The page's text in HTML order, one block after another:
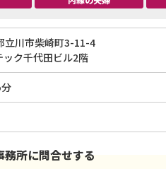
立川市柴崎町3-11-4
ク千代田ビル2階
務所に問合せする